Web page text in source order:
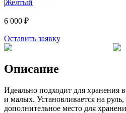
Желтый
6 000 ₽
Оставить заявку
Описание
Идеально подходит для хранения
и малых. Установливается на
дополнительное место для